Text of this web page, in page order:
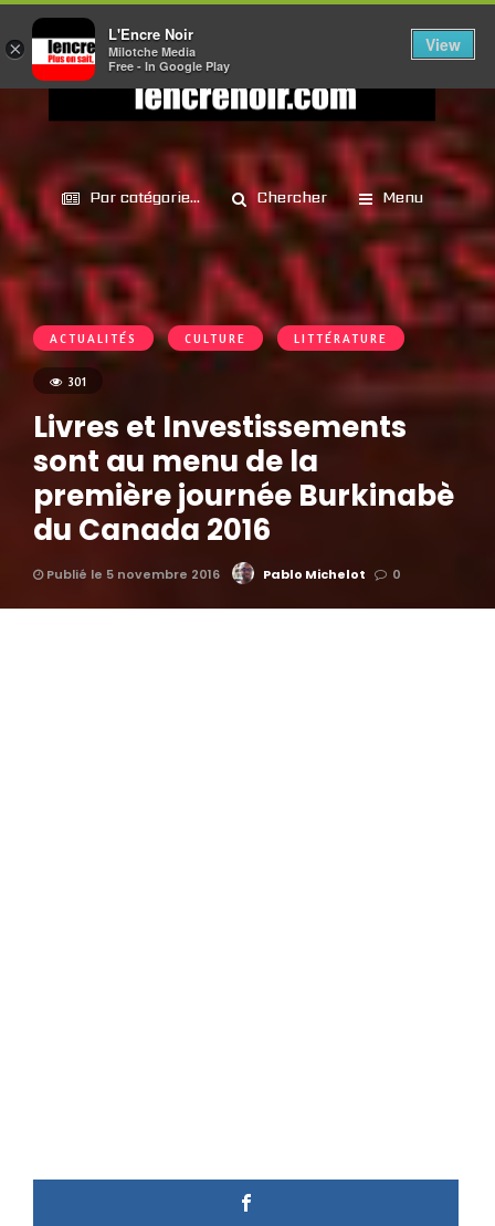
Par catégorie... Chercher Menu
ACTUALITÉS CULTURE LITTÉRATURE
301
Livres et Investissements
sont au menu de la
première journée Burkinabè
du Canada 2016
Publié le 5 novembre 2016 Pablo Michelot 0
×
L'Encre Noir
Milotche Media
Free - In Google Play
View